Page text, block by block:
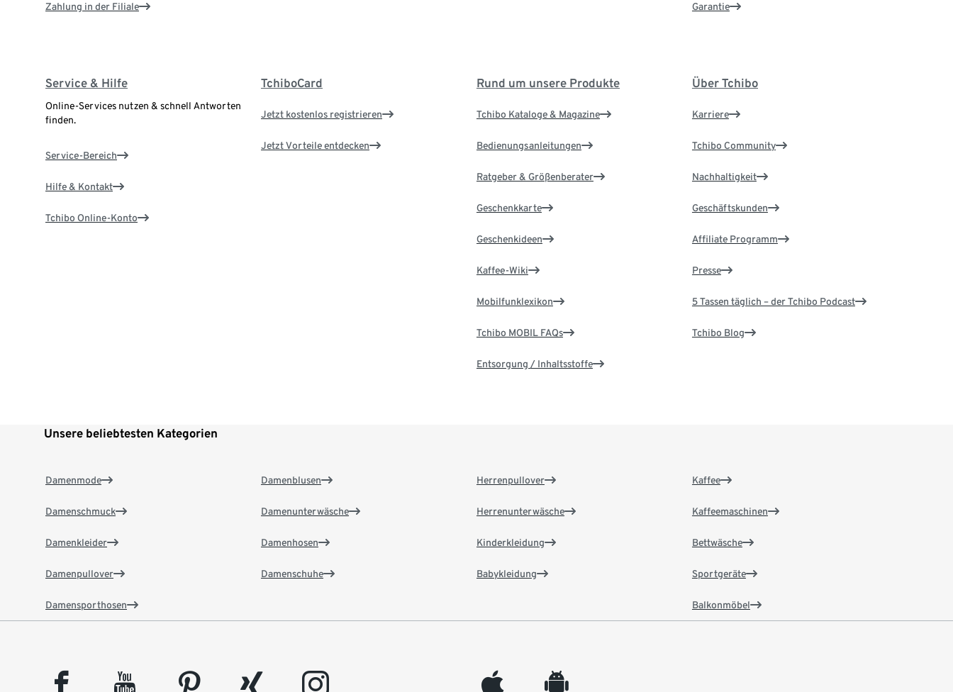
Zahlung in der Filiale Garantie
Service & Hilfe
Online-Services nutzen & schnell Antworten
finden.
Service-Bereich
Hilfe & Kontakt
Tchibo Online-Konto
TchiboCard
Jetzt kostenlos registrieren
Jetzt Vorteile entdecken
Rund um unsere Produkte
Tchibo Kataloge & Magazine
Bedienungsanleitungen
Ratgeber & Größenberater
Geschenkkarte
Geschenkideen
Kaffee-Wiki
Mobilfunklexikon
Tchibo MOBIL FAQs
Entsorgung / Inhaltsstoffe
Über Tchibo
Karriere
Tchibo Community
Nachhaltigkeit
Geschäftskunden
Affiliate Programm
Presse
5 Tassen täglich – der Tchibo Podcast
Tchibo Blog
Unsere beliebtesten Kategorien
Damenmode
Damenschmuck
Damenkleider
Damenpullover
Damensporthosen
Damenblusen
Damenunterwäsche
Damenhosen
Damenschuhe
Herrenpullover
Herrenunterwäsche
Kinderkleidung
Babykleidung
Kaffee
Kaffeemaschinen
Bettwäsche
Sportgeräte
Balkonmöbel
facebook youtube pinterest xing instagram appleinc android